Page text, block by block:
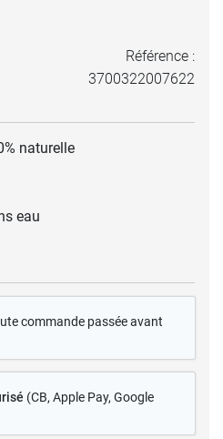
Référence :
3700322007622
naturelle
eau
commande passée avant
(CB, Apple Pay, Google